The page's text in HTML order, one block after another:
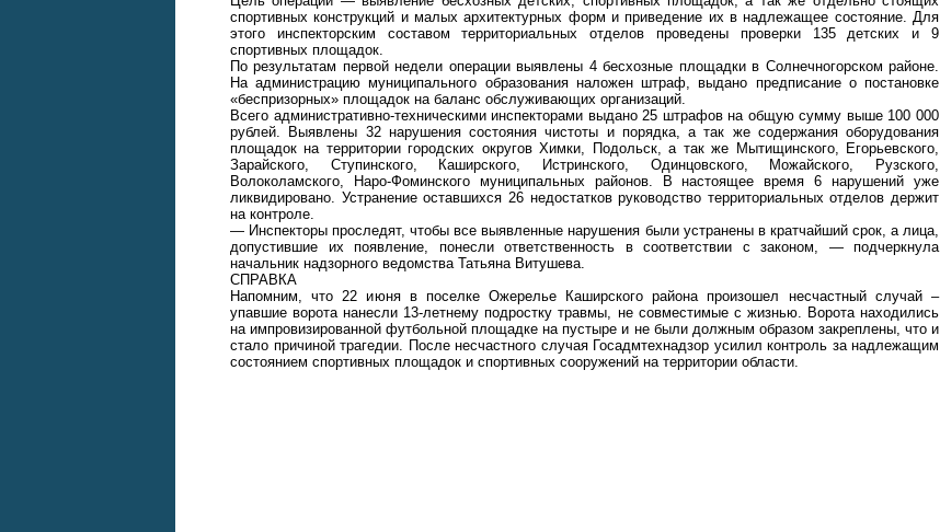
спортивных конструкций и малых архитектурных форм и приведение их в надлежащее состояние. Для
этого инспекторским составом территориальных отделов проведены проверки 135 детских и 9
спортивных площадок.
По результатам первой недели операции выявлены 4 бесхозные площадки в Солнечногорском районе.
На администрацию муниципального образования наложен штраф, выдано предписание о постановке
«беспризорных» площадок на баланс обслуживающих организаций.
Всего административно-техническими инспекторами выдано 25 штрафов на общую сумму выше 100 000
рублей. Выявлены 32 нарушения состояния чистоты и порядка, а так же содержания оборудования
площадок на территории городских округов Химки, Подольск, а так же Мытищинского, Егорьевского,
Зарайского, Ступинского, Каширского, Истринского, Одинцовского, Можайского, Рузского,
Волоколамского, Наро-Фоминского муниципальных районов. В настоящее время 6 нарушений уже
ликвидировано. Устранение оставшихся 26 недостатков руководство территориальных отделов держит
на контроле.
— Инспекторы проследят, чтобы все выявленные нарушения были устранены в кратчайший срок, а лица,
допустившие их появление, понесли ответственность в соответствии с законом, — подчеркнула
начальник надзорного ведомства Татьяна Витушева.
СПРАВКА
Напомним, что 22 июня в поселке Ожерелье Каширского района произошел несчастный случай –
упавшие ворота нанесли 13-летнему подростку травмы, не совместимые с жизнью. Ворота находились
на импровизированной футбольной площадке на пустыре и не были должным образом закреплены, что и
стало причиной трагедии. После несчастного случая Госадмтехнадзор усилил контроль за надлежащим
состоянием спортивных площадок и спортивных сооружений на территории области.